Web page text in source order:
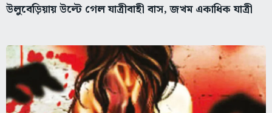
উলুবেড়িয়ায় উল্টে গেল যাত্রীবাহী বাস, জখম একাধিক যাত্রী